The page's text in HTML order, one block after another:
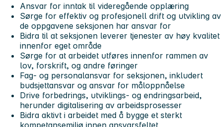
Ansvar for inntak til videregående opplæring
Sørge for effektiv og profesjonell drift og utvikling av
de oppgavene seksjonen har ansvar for
Bidra til at seksjonen leverer tjenester av høy kvalitet
innenfor eget område
Sørge for at arbeidet utføres innenfor rammen av
lov, forskrift, og andre føringer
Fag- og personalansvar for seksjonen, inkludert
budsjettansvar og ansvar for måloppnåelse
Drive forbedrings, utviklings- og endringsarbeid,
herunder digitalisering av arbeidsprosesser
Bidra aktivt i arbeidet med å bygge et sterkt
kompetansemiljø innen ansvarsfeltet